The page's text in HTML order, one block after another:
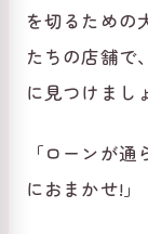
を切るための
たちの店舗で
に見つけまし
「ローンが
におまかせ!」